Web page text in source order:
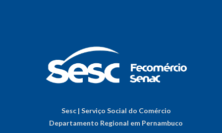
Sesc | Serviço Social do Comércio
Departamento Regional em Pernambuco